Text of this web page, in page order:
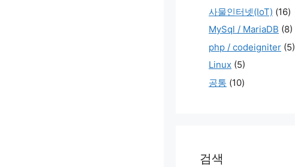
사물인터넷(IoT) (16)
MySql / MariaDB (8)
php / codeigniter (5)
Linux (5)
공통 (10)
검색